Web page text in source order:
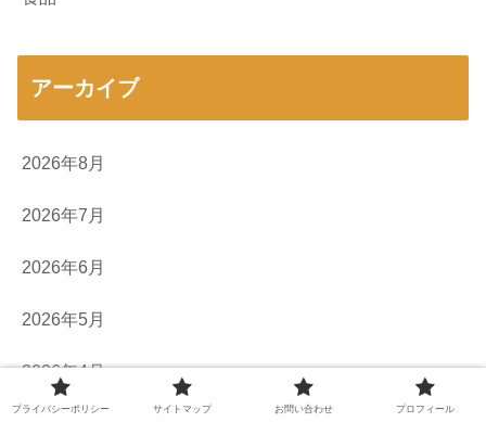
アーカイブ
2026年8月
2026年7月
2026年6月
2026年5月
2026年4月
プライバシーポリシー サイトマップ お問い合わせ プロフィール